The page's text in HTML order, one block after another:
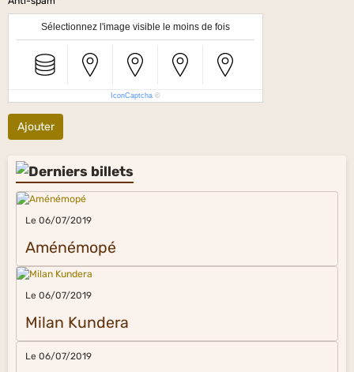
Sélectionnez l'image visible le moins de fois
IconCaptcha ©
Ajouter
Le 06/07/2019
Aménémopé
Le 06/07/2019
Milan Kundera
Le 06/07/2019